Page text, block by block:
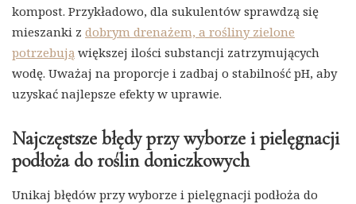
kompost. Przykładowo, dla sukulentów sprawdzą się
mieszanki z dobrym drenażem, a rośliny zielone
potrzebują większej ilości substancji zatrzymujących
wodę. Uważaj na proporcje i zadbaj o stabilność pH, aby
uzyskać najlepsze efekty w uprawie.
Najczęstsze błędy przy wyborze i pielęgnacji
podłoża do roślin doniczkowych
Unikaj błędów przy wyborze i pielęgnacji podłoża do